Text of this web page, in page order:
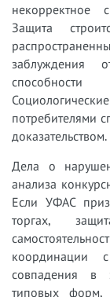
некорректное
Защита
заблуждения
потребителями
доказательством.
Дела о
анализа
Если УФАС
торгах,
координации
совпадения в
типовых форм,